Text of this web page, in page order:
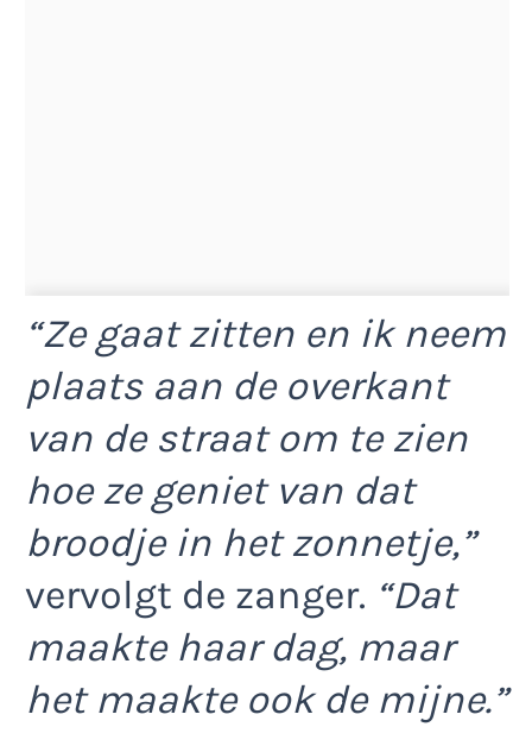
“Ze gaat zitten en ik neem
plaats aan de overkant
van de straat om te zien
hoe ze geniet van dat
broodje in het zonnetje,”
vervolgt de zanger. “Dat
maakte haar dag, maar
het maakte ook de mijne.”